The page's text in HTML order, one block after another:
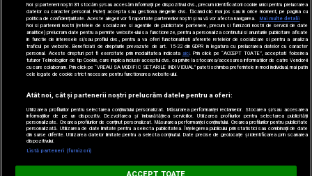
Digi FM
Urmărește-ne și pe
Noi și partenerii noștri31 stocăm și/sau accesăm informații pe dispozitivul dvs., precum identificatorii cookie unici pentru prelucrarea
datelor cu caracter personal. Puteți accepta sau gestiona alegerile dvs. făcând clic mai jos sau în orice moment, pe pagina cu
politica de confidențialitate. Aceste alegeri vor fi raportate partenerilor noștri și nu vă vor afecta navigarea.
Mai multe detalii
Noi si partenerii nostri (retelele de socializare si agentiile de publicitate partenere, precum si furnizorii nostri de servicii de date
analitice) prelucram date pentru a permite website-ului sa functioneze, pentru a personaliza continutul si anunturile publicitare afisate
in functie de interesele si/sau profilul dvs., pentru a va oferi functionalitati aferente retelelor de socializare si pentru a analiza
traficul pe website. Beneficiati de drepturile prevazute de art. 15-22 din GDPR in legatura cu prelucrarea datelor cu caracter
personal. Aceste drepturi pot fi exercitate prin modalitatea indicata aici. Prin click pe “ACCEPT TOATE”, acceptati folosirea
tuturor Tehnologiilor de tip Cookie, care implica inclusiv acceptul dvs. cu privire la stocarea/accesarea informatiilor de catre Vendor-ii
cu care colaboram. Prin click pe “VREAU SA MODIFIC SETARILE INDIVIDUAL” puteti schimba preferintele in mod individual, mai putin
cele legate de cookie strict necesare pentru functionarea website-ului.
Atât noi, cât și partenerii noștri prelucrăm datele pentru a oferi:
Utilizarea profilurilor pentru selectarea conținutului personalizat. Măsurarea performanței reclamelor. Stocarea și/sau accesarea
informațiilor de pe un dispozitiv. Dezvoltarea și îmbunătățirea serviciilor. Utilizarea profilurilor pentru selectarea publicității
personalizate. Crearea profilurilor de conținut personalizat. Măsurarea performanței conținutului. Crearea profilurilor pentru publicitate
personalizată. Utilizarea de date limitate pentru a selecta publicitatea. Înțelegerea publicului prin statistici sau combinații de date
din surse diferite. Utilizarea datelor limitate pentru a selecta conținutul. Date precise de geolocație și identificarea prin scanarea
dispozitivului.
Listă parteneri (furnizori)